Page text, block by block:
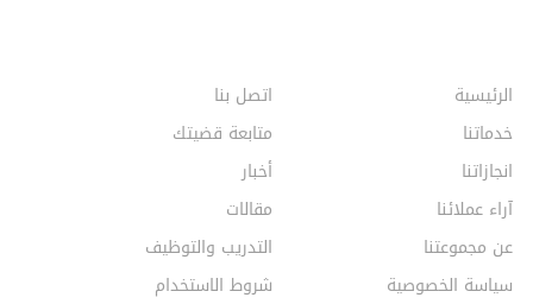
الرئيسية
خدماتنا
انجازاتنا
آراء عملائنا
عن مجموعتنا
سياسة الخصوصية
اتصل بنا
متابعة قضيتك
أخبار
مقالات
التدريب والتوظيف
شروط الاستخدام